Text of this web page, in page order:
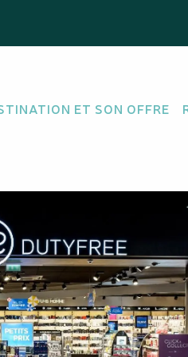
ET SON OFFRE